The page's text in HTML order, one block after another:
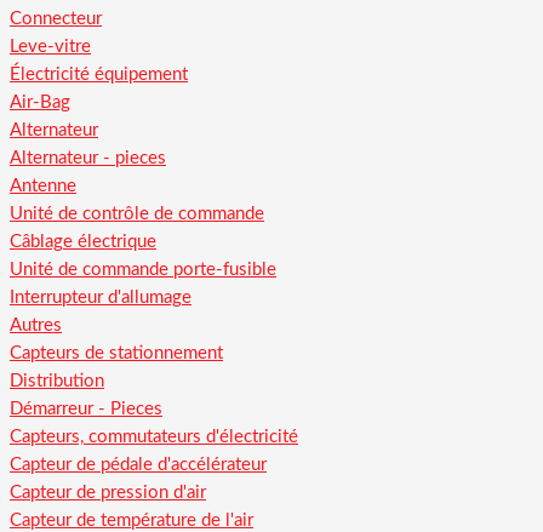
Connecteur
Leve-vitre
Électricité équipement
Air-Bag
Alternateur
Alternateur - pieces
Antenne
Unité de contrôle de commande
Câblage électrique
Unité de commande porte-fusible
Interrupteur d'allumage
Autres
Capteurs de stationnement
Distribution
Démarreur - Pieces
Capteurs, commutateurs d'électricité
Capteur de pédale d'accélérateur
Capteur de pression d'air
Capteur de température de l'air